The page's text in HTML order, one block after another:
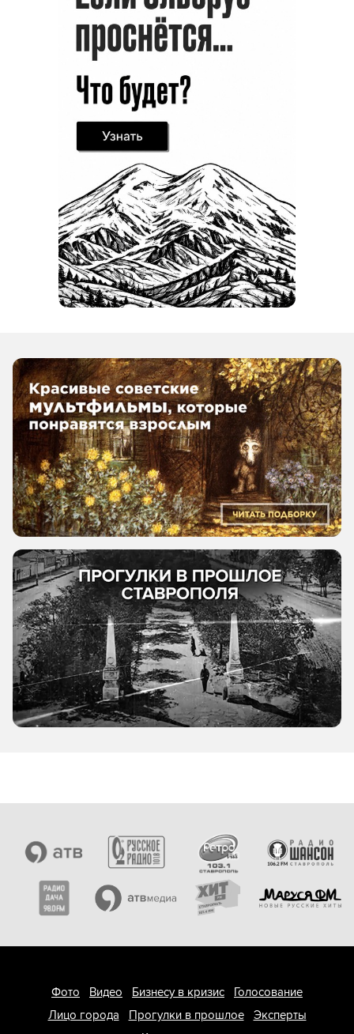
Фото Видео Бизнесу в кризис
Голосование
Лицо города
Прогулки в прошлое
Эксперты